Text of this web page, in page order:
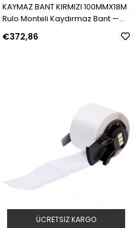
KAYMAZ BANT KIRMIZI 100MMX18M
Rulo Monteli Kaydırmaz Bant —
Y4897873
€372,86
ÜCRETSIZ KARGO